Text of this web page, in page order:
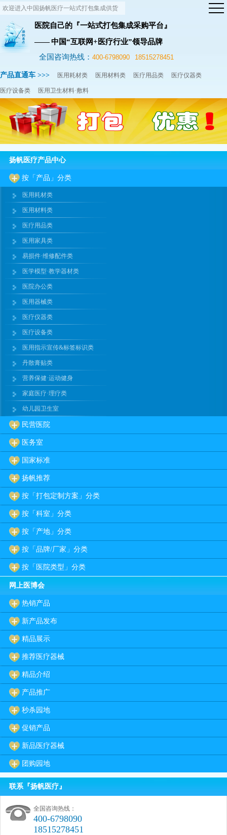
欢迎进入中国扬帆医疗一站式打包集成供货
网站！
全国咨询热线： 400-6798090 18515278451
医院自己的『一站式打包集成采购平台』
—— 中国“互联网+医疗行业”领导品牌
产品直通车 >>> 医用耗材类 医用材料类 医疗用品类 医疗仪器类
医疗设备类 医用卫生材料·敷料
扬帆医疗产品中心
按「产品」分类
医用耗材类
医用材料类
医疗用品类
医用家具类
易损件·维修配件类
医学模型·教学器材类
医院办公类
医用器械类
医疗仪器类
医疗设备类
医用指示宣传&标签标识类
丹散膏贴类
营养保健·运动健身
家庭医疗·理疗类
幼儿园卫生室
民营医院
医务室
国家标准
扬帆推荐
按「打包定制方案」分类
按「科室」分类
按「产地」分类
按「品牌/厂家」分类
按「医院类型」分类
网上医博会
热销产品
新产品发布
精品展示
推荐医疗器械
精品介绍
产品推广
秒杀园地
促销产品
新品医疗器械
团购园地
联系『扬帆医疗』
全国咨询热线：
400-6798090
18515278451